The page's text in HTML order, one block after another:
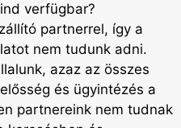
verfügbar?
partnerrel, így a
nem tudunk adni.
azaz az összes
és ügyintézés a
partnereink nem tudnak